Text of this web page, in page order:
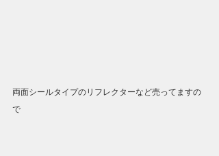
両面シールタイプのリフレクターなど売ってますの
で